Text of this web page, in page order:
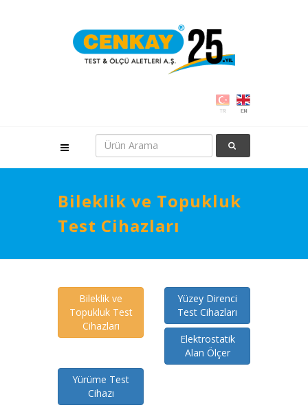
Bileklik ve Topukluk
Test Cihazları
Bileklik ve
Topukluk Test
Cihazları
Yüzey Direnci
Test Cihazları
Elektrostatik
Alan Ölçer
Yürüme Test
Cihazı